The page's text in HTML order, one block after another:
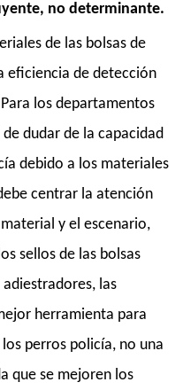
no determinante.
de las bolsas de
eficiencia de detección
los departamentos
dudar de la capacidad
debido a los materiales
centrar la atención
y el escenario,
sellos de las bolsas
adiestradores, las
herramienta para
perros policía, no una
que se mejoren los